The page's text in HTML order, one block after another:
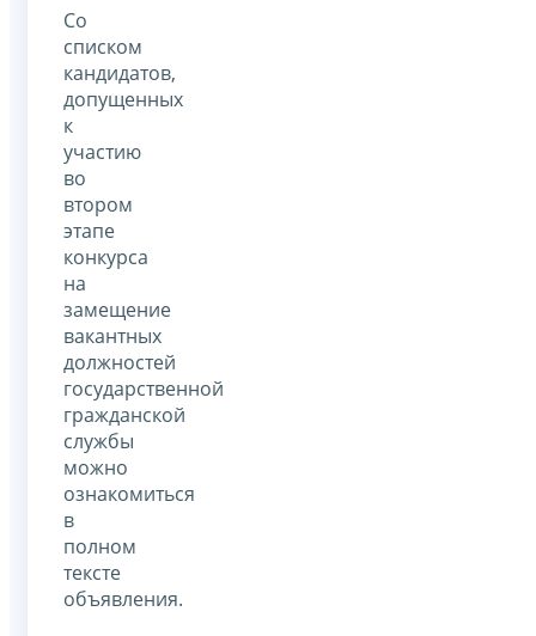
Со
списком
кандидатов,
допущенных
к
участию
во
втором
этапе
конкурса
на
замещение
вакантных
должностей
государственной
гражданской
службы
можно
ознакомиться
в
полном
тексте
объявления.